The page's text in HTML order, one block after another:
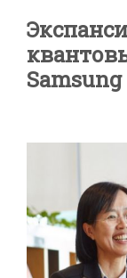
Samsung